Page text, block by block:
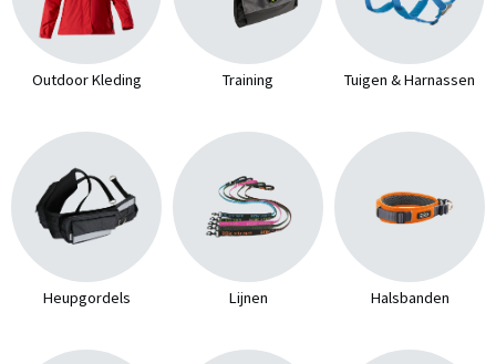
Outdoor Kleding Training Tuigen & Harnassen
Heupgordels Lijnen Halsbanden